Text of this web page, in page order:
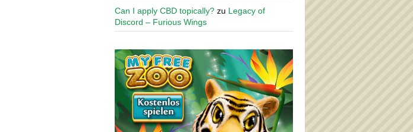
Can I apply CBD topically? zu Legacy of
Discord – Furious Wings